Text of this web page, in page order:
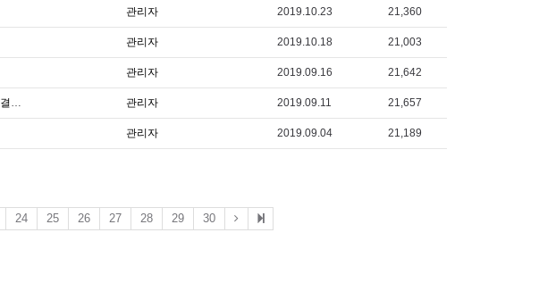
관리자 2019.10.23 21,360
관리자 2019.10.18 21,003
관리자 2019.09.16 21,642
창원시청소년성문화센터 신규직원(팀원) 서류전형 결과 공고 관리자 2019.09.11 21,657
관리자 2019.09.04 21,189
24 25 26 27 28 29 30